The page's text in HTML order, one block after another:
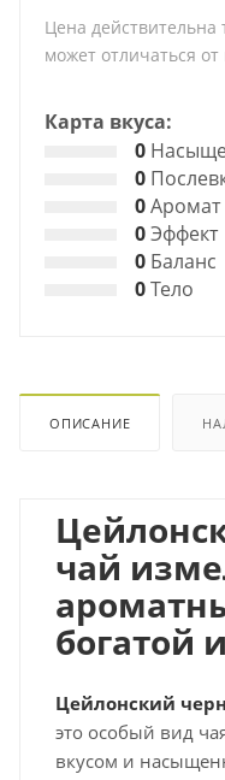
Цена действительна
может отличаться
Карта вкуса:
0
0
0Аромат
0Эффект
0 Баланс
0Тело
ОПИСАНИЕ
чай
богатой
Цейлонский
это особый вид
вкусом и